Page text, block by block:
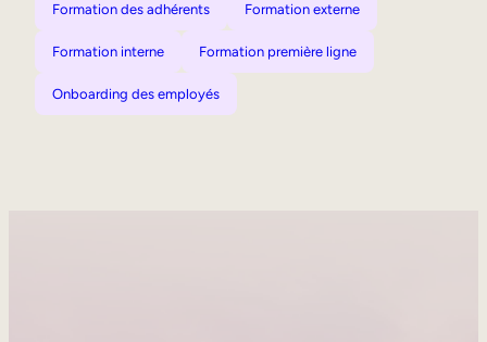
Formation des adhérents Formation externe
Formation interne Formation première ligne
Onboarding des employés